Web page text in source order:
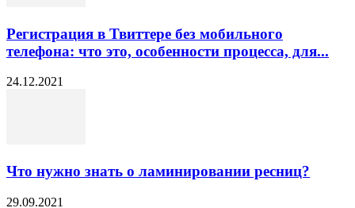
Регистрация в Твиттере без мобильного
телефона: что это, особенности процесса, для...
24.12.2021
Что нужно знать о ламинировании ресниц?
29.09.2021